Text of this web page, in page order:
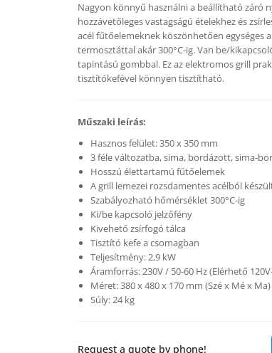
Nagyon könnyű használni a beállítható záró
hozzávetőleges vastagságú ételekhez és
acél fűtőelemeknek köszönhetően egységes
termosztáttal akár 300°C-ig. Van be/
tapintású gombbal. Ez az elektromos grill
tisztítókefével könnyen tisztítható.
Műszaki leírás:
Hasznos felület: 350 x 350 mm
3 féle változatba, sima, bordázott, sima-
Hosszú élettartamú fűtőelemek
A grill lemezei rozsdamentes acélból
Szabályozható hőmérséklet 300°C-ig
Ki/be kapcsoló jelzőfény
Kivehető zsírfogó tálca
Tisztító kefe a csomagban
Teljesítmény: 2,9 kW
Áramforrás: 230V / 50-60 Hz (Elérhető
Méret: 380 x 480 x 170 mm (Szé x Mé x Ma)
Súly: 24 kg
Request a quote by phone!